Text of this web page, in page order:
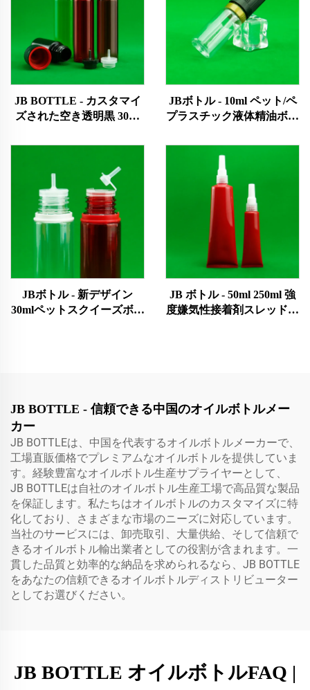
JB BOTTLE - カスタマイ
ズされた空き透明黒 30ml
プラスチックLdpe エッセ
り落とし瓶 0.01 USD トッ
プセール製品
JBボトル - 10ml ペット/ペ
プラスチック液体精油ボト
ムキャップ/ロゴ/カラー目
滴器ボトル
JBボトル - 新デザイン
30mlペットスクイーズボト
ン製品
JB ボトル - 50ml 250ml 強
度嫌気性接着剤スレッドロ
JB BOTTLE - 信頼できる中国のオイルボトルメー
カー
JB BOTTLEは、中国を代表するオイルボトルメーカーで、
工場直販価格でプレミアムなオイルボトルを提供していま
す。経験豊富なオイルボトル生産サプライヤーとして、
JB BOTTLEは自社のオイルボトル生産工場で高品質な製品
を保証します。私たちはオイルボトルのカスタマイズに特
化しており、さまざまな市場のニーズに対応しています。
当社のサービスには、卸売取引、大量供給、そして信頼で
きるオイルボトル輸出業者としての役割が含まれます。一
貫した品質と効率的な納品を求められるなら、JB BOTTLE
をあなたの信頼できるオイルボトルディストリビューター
としてお選びください。
JB BOTTLE オイルボトルFAQ |